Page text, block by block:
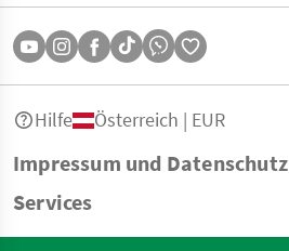
Impressum und Datenschutz
Services
Hilfe Österreich | EUR